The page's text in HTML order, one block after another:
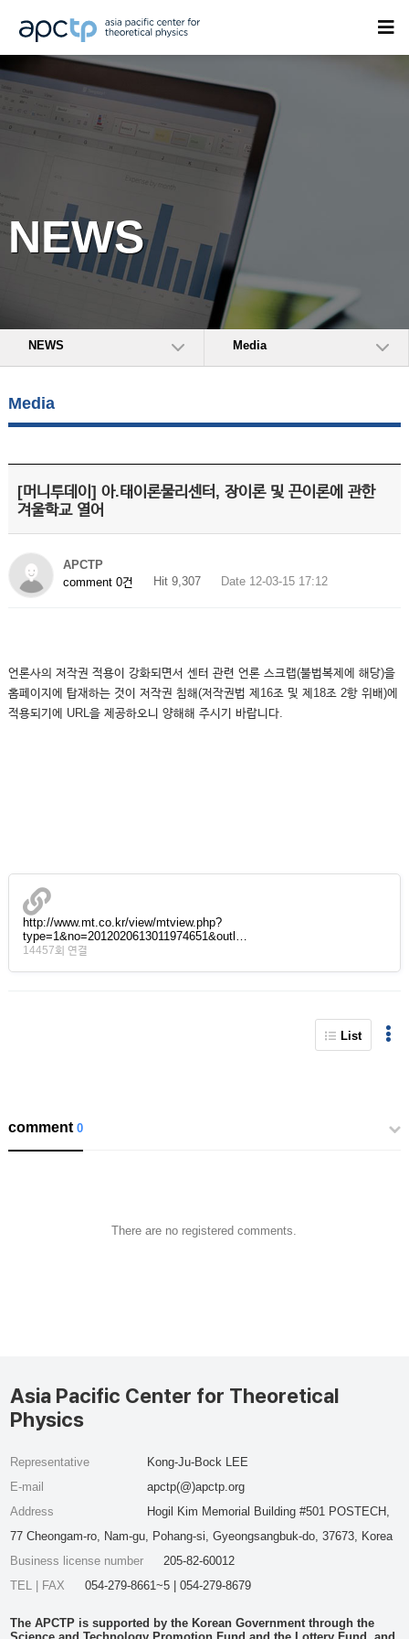
NEWS
NEWS Media
Media
[머니투데이] 아.태이론물리센터, 장이론 및 끈이론에 관한
겨울학교 열어
APCTP
comment 0건
Hit 9,307 Date 12-03-15 17:12
언론사의 저작권 적용이 강화되면서 센터 관련 언론 스크랩(불법복제에 해당)을
홈페이지에 탑재하는 것이 저작권 침해(저작권법 제16조 및 제18조 2항 위배)에
적용되기에 URL을 제공하오니 양해해 주시기 바랍니다.
http://www.mt.co.kr/view/mtview.php?
type=1&no=2012020613011974651&outl…
14457회 연결
List
comment0
There are no registered comments.
Asia Pacific Center for Theoretical
Physics
Representative
Kong-Ju-Bock LEE
E-mail
apctp(@)apctp.org
Address
Hogil Kim Memorial Building #501 POSTECH,
77 Cheongam-ro, Nam-gu, Pohang-si, Gyeongsangbuk-do, 37673, Korea
Business license number
205-82-60012
TEL | FAX
054-279-8661~5 | 054-279-8679
The APCTP is supported by the Korean Government through the